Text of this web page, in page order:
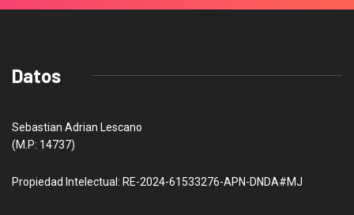
Datos
Sebastian Adrian Lescano
(M.P: 14737)
Propiedad Intelectual: RE-2024-61533276-APN-DNDA#MJ